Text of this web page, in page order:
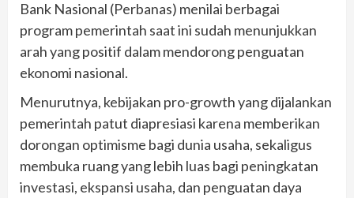
Bank Nasional (Perbanas) menilai berbagai
program pemerintah saat ini sudah menunjukkan
arah yang positif dalam mendorong penguatan
ekonomi nasional.
Menurutnya, kebijakan pro-growth yang dijalankan
pemerintah patut diapresiasi karena memberikan
dorongan optimisme bagi dunia usaha, sekaligus
membuka ruang yang lebih luas bagi peningkatan
investasi, ekspansi usaha, dan penguatan daya